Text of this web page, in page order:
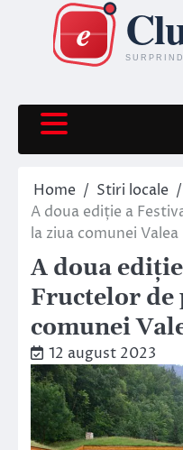
content
Home
Stiri locale
A doua ediție a
la ziua comunei Valea
A doua
Fructelor de
comunei
12 august 2023